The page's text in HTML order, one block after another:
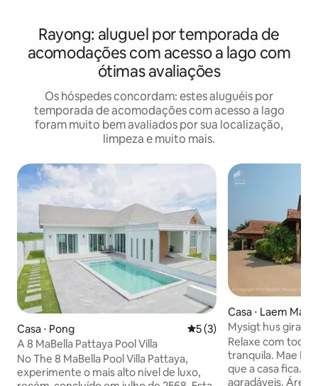
Rayong: aluguel por temporada de
acomodações com acesso a lago com
ótimas avaliações
Os hóspedes concordam: estes aluguéis por
temporada de acomodações com acesso a lago
foram muito bem avaliados por sua localização,
limpeza e muito mais.
Casa ⋅ Pong 5 de uma avaliação média
5 (3)
A 8 MaBella Pattaya Pool Villa
No The 8 MaBella Pool Villa Pattaya,
experimente o mais alto nível de luxo,
Casa ⋅ Laem Mae
Mysigt hus
Relaxe com toda
tranquila. Mae
que a casa fica. Áreas silenciosas e
agradáveis. Área